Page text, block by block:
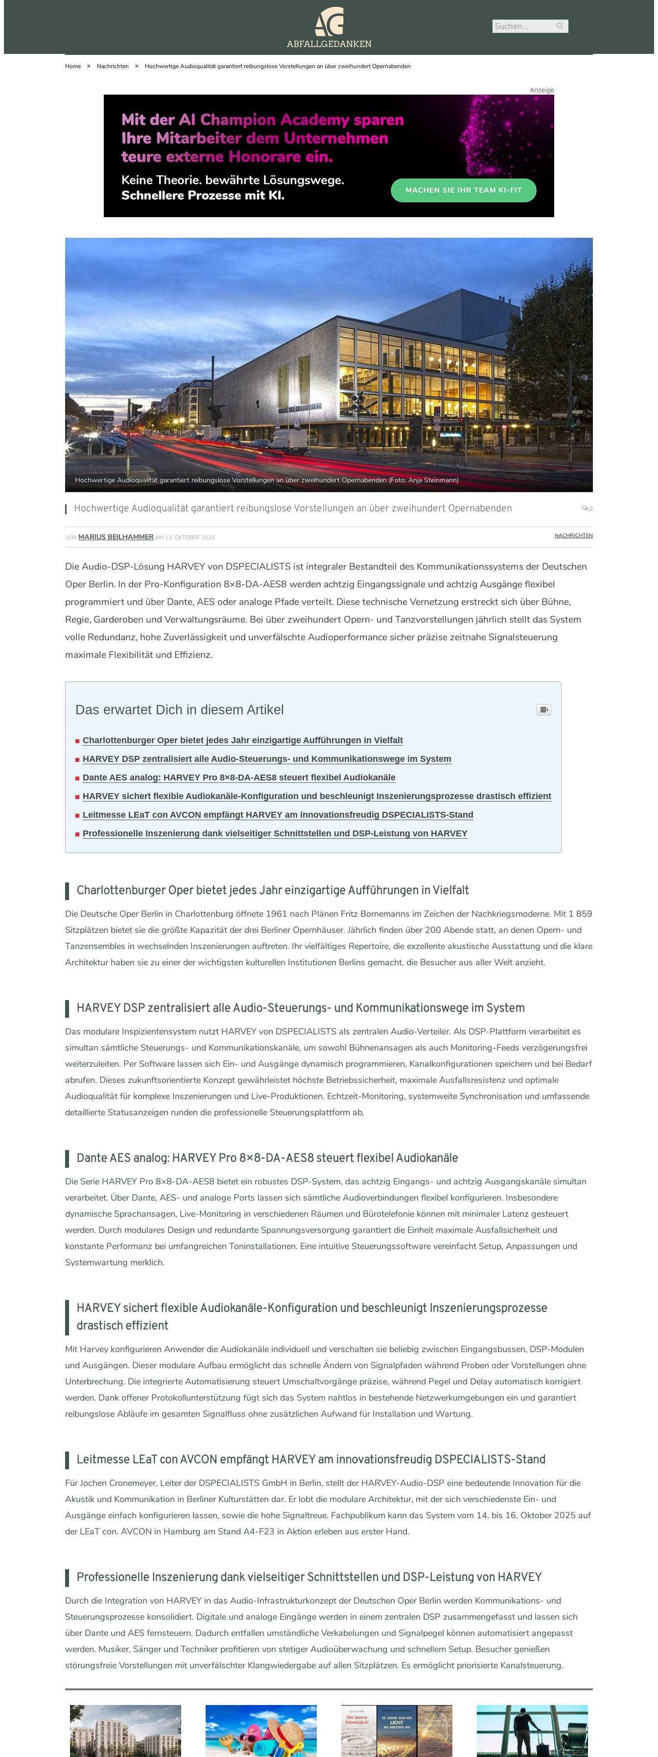
Home » Nachrichten » Hochwertige Audioqualität garantiert reibungslose Vorstellungen an über zweihundert Opernabenden
Hochwertige Audioqualität garantiert reibungslose Vorstellungen an über zweihundert Opernabenden (Foto: Anja Steinmann)
Hochwertige Audioqualität garantiert reibungslose Vorstellungen an über zweihundert Opernabenden 0
VON MARIUS BEILHAMMER AM 13. OKTOBER 2025 NACHRICHTEN
Die Audio-DSP-Lösung HARVEY von DSPECIALISTS ist integraler Bestandteil des Kommunikationssystems der Deutschen
Oper Berlin. In der Pro-Konfiguration 8×8-DA-AES8 werden achtzig Eingangssignale und achtzig Ausgänge flexibel
programmiert und über Dante, AES oder analoge Pfade verteilt. Diese technische Vernetzung erstreckt sich über Bühne,
Regie, Garderoben und Verwaltungsräume. Bei über zweihundert Opern- und Tanzvorstellungen jährlich stellt das System
volle Redundanz, hohe Zuverlässigkeit und unverfälschte Audioperformance sicher präzise zeitnahe Signalsteuerung
maximale Flexibilität und Effizienz.
Das erwartet Dich in diesem Artikel
Charlottenburger Oper bietet jedes Jahr einzigartige Aufführungen in Vielfalt
HARVEY DSP zentralisiert alle Audio-Steuerungs- und Kommunikationswege im System
Dante AES analog: HARVEY Pro 8×8-DA-AES8 steuert flexibel Audiokanäle
HARVEY sichert flexible Audiokanäle-Konfiguration und beschleunigt Inszenierungsprozesse drastisch effizient
Leitmesse LEaT con AVCON empfängt HARVEY am innovationsfreudig DSPECIALISTS-Stand
Professionelle Inszenierung dank vielseitiger Schnittstellen und DSP-Leistung von HARVEY
Charlottenburger Oper bietet jedes Jahr einzigartige Aufführungen in Vielfalt
Die Deutsche Oper Berlin in Charlottenburg öffnete 1961 nach Plänen Fritz Bornemanns im Zeichen der Nachkriegsmoderne. Mit 1 859
Sitzplätzen bietet sie die größte Kapazität der drei Berliner Opernhäuser. Jährlich finden über 200 Abende statt, an denen Opern- und
Tanzensembles in wechselnden Inszenierungen auftreten. Ihr vielfältiges Repertoire, die exzellente akustische Ausstattung und die klare
Architektur haben sie zu einer der wichtigsten kulturellen Institutionen Berlins gemacht, die Besucher aus aller Welt anzieht.
HARVEY DSP zentralisiert alle Audio-Steuerungs- und Kommunikationswege im System
Das modulare Inspizientensystem nutzt HARVEY von DSPECIALISTS als zentralen Audio-Verteiler. Als DSP-Plattform verarbeitet es
simultan sämtliche Steuerungs- und Kommunikationskanäle, um sowohl Bühnenansagen als auch Monitoring-Feeds verzögerungsfrei
weiterzuleiten. Per Software lassen sich Ein- und Ausgänge dynamisch programmieren, Kanalkonfigurationen speichern und bei Bedarf
abrufen. Dieses zukunftsorientierte Konzept gewährleistet höchste Betriebssicherheit, maximale Ausfallsresistenz und optimale
Audioqualität für komplexe Inszenierungen und Live-Produktionen. Echtzeit-Monitoring, systemweite Synchronisation und umfassende
detaillierte Statusanzeigen runden die professionelle Steuerungsplattform ab.
Dante AES analog: HARVEY Pro 8×8-DA-AES8 steuert flexibel Audiokanäle
Die Serie HARVEY Pro 8×8-DA-AES8 bietet ein robustes DSP-System, das achtzig Eingangs- und achtzig Ausgangskanäle simultan
verarbeitet. Über Dante, AES- und analoge Ports lassen sich sämtliche Audioverbindungen flexibel konfigurieren. Insbesondere
dynamische Sprachansagen, Live-Monitoring in verschiedenen Räumen und Bürotelefonie können mit minimaler Latenz gesteuert
werden. Durch modulares Design und redundante Spannungsversorgung garantiert die Einheit maximale Ausfallsicherheit und
konstante Performanz bei umfangreichen Toninstallationen. Eine intuitive Steuerungssoftware vereinfacht Setup, Anpassungen und
Systemwartung merklich.
HARVEY sichert flexible Audiokanäle-Konfiguration und beschleunigt Inszenierungsprozesse
drastisch effizient
Mit Harvey konfigurieren Anwender die Audiokanäle individuell und verschalten sie beliebig zwischen Eingangsbussen, DSP-Modulen
und Ausgängen. Dieser modulare Aufbau ermöglicht das schnelle Ändern von Signalpfaden während Proben oder Vorstellungen ohne
Unterbrechung. Die integrierte Automatisierung steuert Umschaltvorgänge präzise, während Pegel und Delay automatisch korrigiert
werden. Dank offener Protokollunterstützung fügt sich das System nahtlos in bestehende Netzwerkumgebungen ein und garantiert
reibungslose Abläufe im gesamten Signalfluss ohne zusätzlichen Aufwand für Installation und Wartung.
Leitmesse LEaT con AVCON empfängt HARVEY am innovationsfreudig DSPECIALISTS-Stand
Für Jochen Cronemeyer, Leiter der DSPECIALISTS GmbH in Berlin, stellt der HARVEY-Audio-DSP eine bedeutende Innovation für die
Akustik und Kommunikation in Berliner Kulturstätten dar. Er lobt die modulare Architektur, mit der sich verschiedenste Ein- und
Ausgänge einfach konfigurieren lassen, sowie die hohe Signaltreue. Fachpublikum kann das System vom 14. bis 16. Oktober 2025 auf
der LEaT con. AVCON in Hamburg am Stand A4-F23 in Aktion erleben aus erster Hand.
Professionelle Inszenierung dank vielseitiger Schnittstellen und DSP-Leistung von HARVEY
Durch die Integration von HARVEY in das Audio-Infrastrukturkonzept der Deutschen Oper Berlin werden Kommunikations- und
Steuerungsprozesse konsolidiert. Digitale und analoge Eingänge werden in einem zentralen DSP zusammengefasst und lassen sich
über Dante und AES fernsteuern. Dadurch entfallen umständliche Verkabelungen und Signalpegel können automatisiert angepasst
werden. Musiker, Sänger und Techniker profitieren von stetiger Audioüberwachung und schnellem Setup. Besucher genießen
störungsfreie Vorstellungen mit unverfälschter Klangwiedergabe auf allen Sitzplätzen. Es ermöglicht priorisierte Kanalsteuerung.